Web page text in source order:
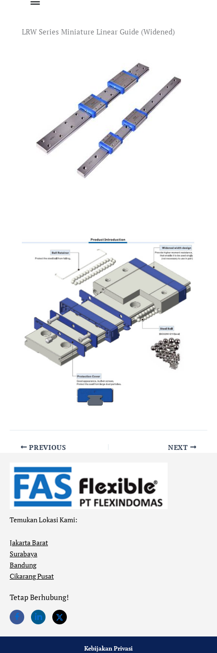
LRW Series Miniature Linear Guide (Widened)
PREVIOUS NEXT
Temukan Lokasi Kami:
Jakarta Barat
Surabaya
Bandung
Cikarang Pusat
Tetap Berhubung!
Kebijakan Privasi